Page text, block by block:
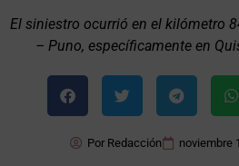
El siniestro ocurrió en el kilómetro
– Puno, específicamente en
Por Redacción noviembre